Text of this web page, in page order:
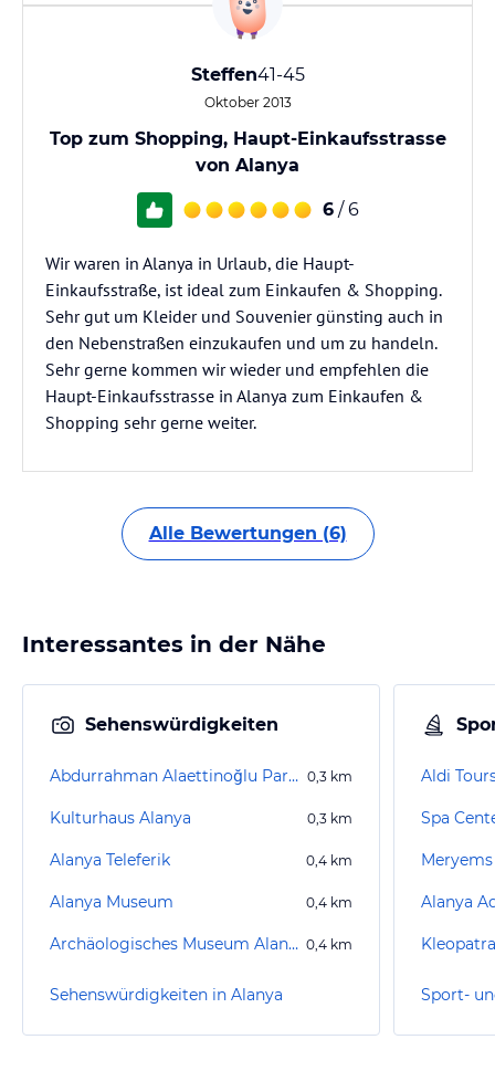
Steffen41-45
Oktober 2013
Top zum Shopping, Haupt-Einkaufsstrasse
von Alanya
6 / 6
Wir waren in Alanya in Urlaub, die Haupt-
Einkaufsstraße, ist ideal zum Einkaufen & Shopping.
Sehr gut um Kleider und Souvenier günsting auch in
den Nebenstraßen einzukaufen und um zu handeln.
Sehr gerne kommen wir wieder und empfehlen die
Haupt-Einkaufsstrasse in Alanya zum Einkaufen &
Shopping sehr gerne weiter.
Alle Bewertungen (6)
Interessantes in der Nähe
Sehenswürdigkeiten
Abdurrahman Alaettinoğlu Park / Park mit Wasserfontänen 0,3 km
Kulturhaus Alanya 0,3 km
Alanya Teleferik 0,4 km
Alanya Museum 0,4 km
Archäologisches Museum Alanya 0,4 km
Sehenswürdigkeiten in Alanya
Aldi
Spa
Alanya
Sport-